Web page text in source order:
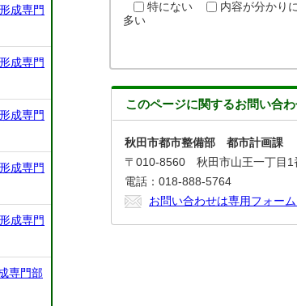
特にない
内容が分かり
多い
このページに関するお問い合
秋田市都市整備部 都市計画課
〒010-8560 秋田市山王一丁目
電話：018-888-5764
お問い合わせは専用フォー
成専門
成専門
成専門
成専門
成専門
専門部